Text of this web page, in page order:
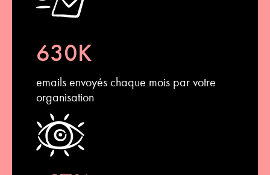
630K
emails envoyés chaque mois par votre
organisation